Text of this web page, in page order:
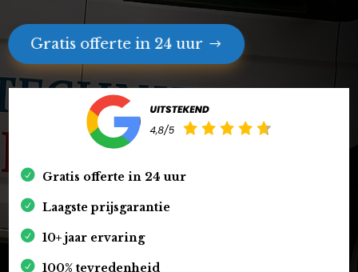
Gratis offerte in 24 uur
Gratis offerte in 24 uur
Laagste prijsgarantie
10+ jaar ervaring
100% tevredenheid